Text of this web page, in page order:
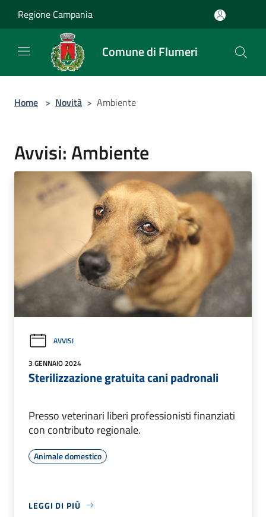
Regione Campania
Comune di Flumeri
Home > Novità > Ambiente
Avvisi: Ambiente
AVVISI
3 GENNAIO 2024
Sterilizzazione gratuita cani padronali
Presso veterinari liberi professionisti finanziati
con contributo regionale.
Animale domestico
LEGGI DI PIÙ